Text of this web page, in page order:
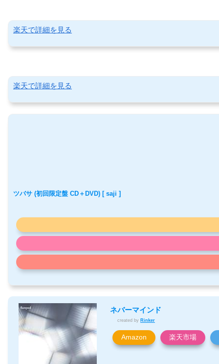
楽天で詳細を見る
楽天で詳細を見る
ツバサ (初回限定盤 CD＋DVD) [ saji ]
ネバーマインド
created by Rinker
Amazon 楽天市場